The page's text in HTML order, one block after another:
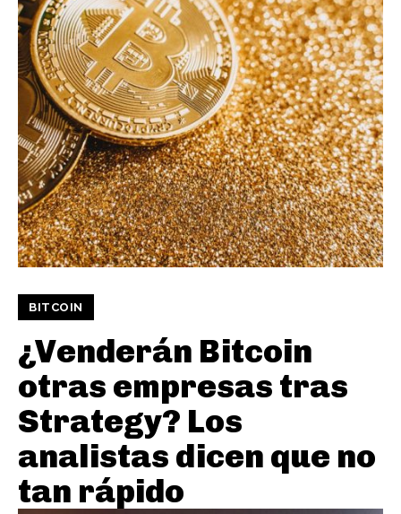
BITCOIN
¿Venderán Bitcoin
otras empresas tras
Strategy? Los
analistas dicen que no
tan rápido